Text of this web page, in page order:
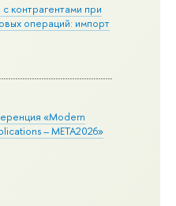
контрагентами при
операций: импорт
«Modern
– META2026»